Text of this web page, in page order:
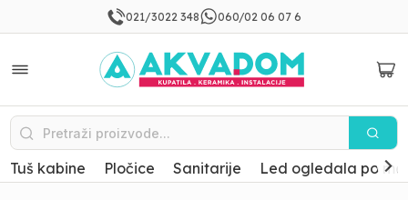
021/3022 348 060/02 06 07 6
Tuš kabine Pločice Sanitarije Led ogledala po